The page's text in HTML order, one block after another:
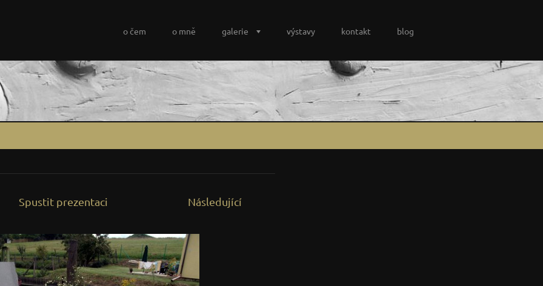
o čem o mně galerie výstavy kontakt blog
Spustit prezentaci Následující